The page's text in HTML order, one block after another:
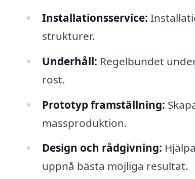
Installationsservice:
strukturer.
Underhåll: Regelbundet
rost.
Prototyp framställning:
massproduktion.
Design och rådgivning:
uppnå bästa möjliga resultat.